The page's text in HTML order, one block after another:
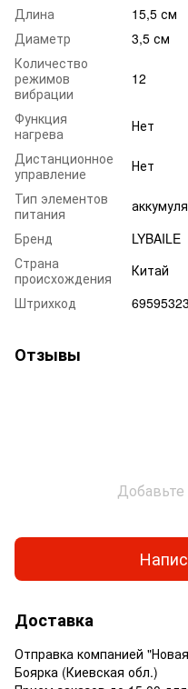
Длина
15,5 см
Диаметр
3,5 см
Количество
режимов
вибрации
12
Функция
нагрева
Нет
Дистанционное
управление
Нет
Тип элементов
питания
Бренд
LYBAILE
Страна
происхождения
Китай
Штрихкод
Отзывы
Доставка
Отправка компанией
Боярка (Киевская обл.)